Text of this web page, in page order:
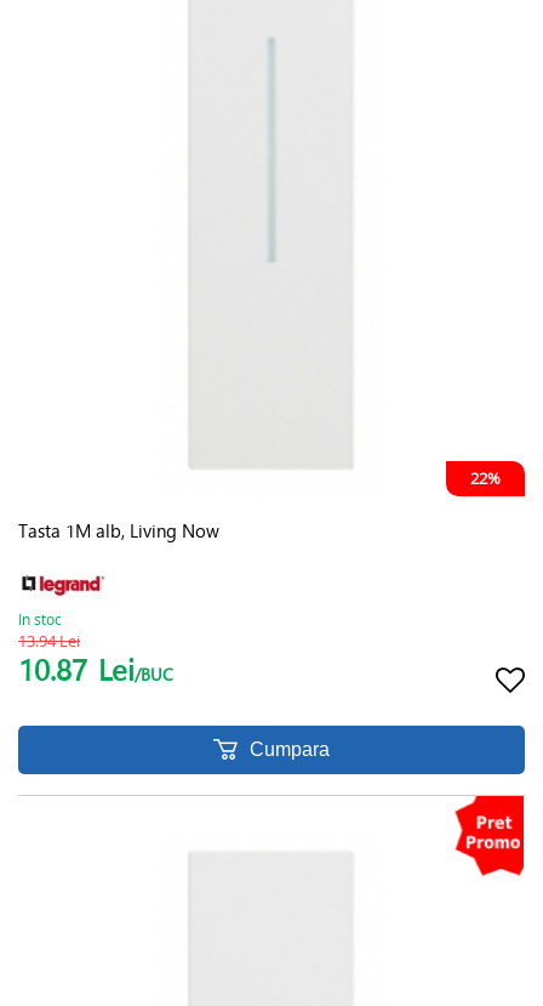
22%
Tasta 1M alb, Living Now
In stoc
13.94 Lei
10.87 Lei/BUC
Cumpara